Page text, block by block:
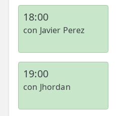
18:00
con Javier Perez
19:00
con Jhordan